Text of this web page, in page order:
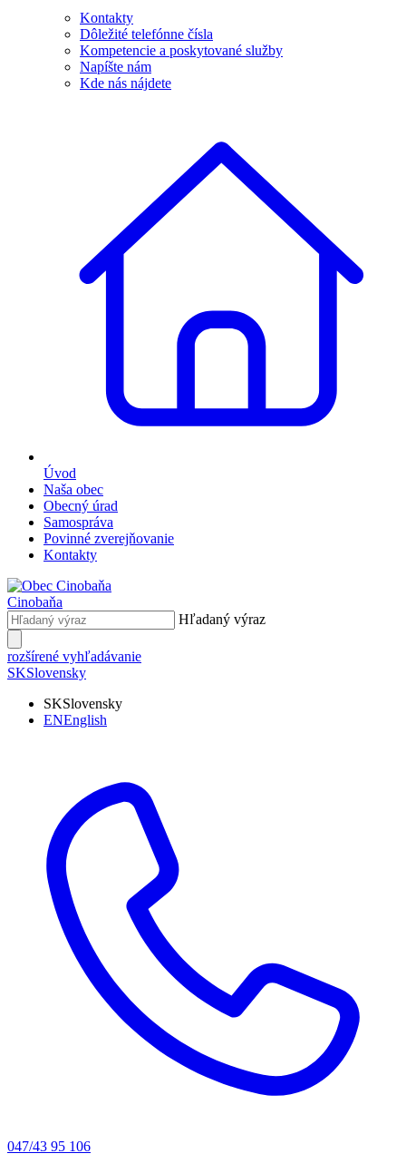
Kontakty
Dôležité telefónne čísla
Kompetencie a poskytované služby
Napíšte nám
Kde nás nájdete
Úvod
Naša obec
Obecný úrad
Samospráva
Povinné zverejňovanie
Kontakty
Cinobaňa
Hľadaný výraz
rozšírené vyhľadávanie
SKSlovensky
SKSlovensky
ENEnglish
047/43 95 106